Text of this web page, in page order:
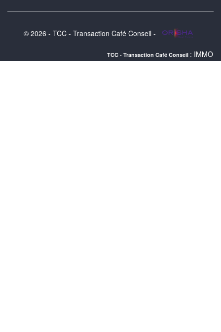
© 2026 - TCC - Transaction Café Conseil -
TCC - Transaction Café Conseil: IMMOBILIER